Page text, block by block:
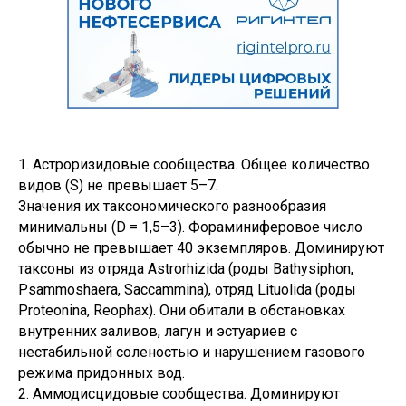
1. Астроризидовые сообщества. Общее количество
видов (S) не превышает 5–7.
Значения их таксономического разнообразия
минимальны (D = 1,5–3). Фораминиферовое число
обычно не превышает 40 экземпляров. Доминируют
таксоны из отряда Astrorhizida (роды Bathysiphon,
Psammoshaera, Saccammina), отряд Lituolida (роды
Proteonina, Reophax). Они обитали в обстановках
внутренних заливов, лагун и эстуариев с
нестабильной соленостью и нарушением газового
режима придонных вод.
2. Аммодисцидовые сообщества. Доминируют